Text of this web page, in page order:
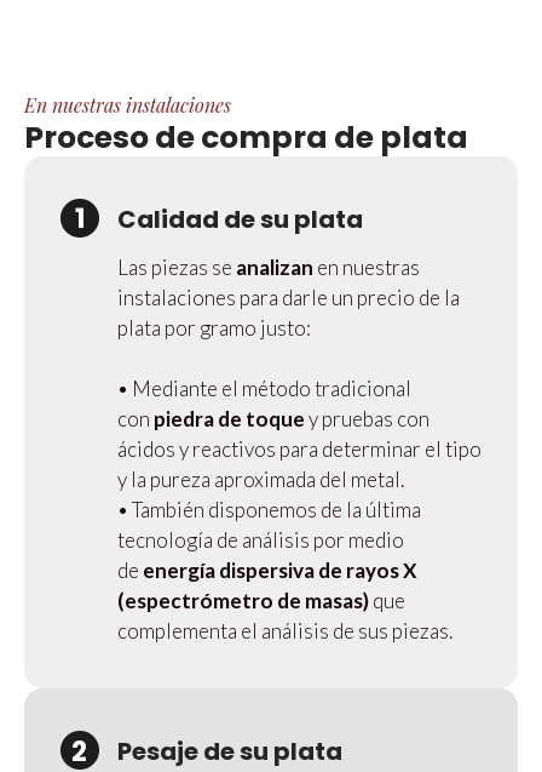
En nuestras instalaciones
Proceso de compra de plata
1 Calidad de su plata
Las piezas se analizan en nuestras
instalaciones para darle un precio de la
plata por gramo justo:
• Mediante el método tradicional
con piedra de toquey pruebas con
ácidos y reactivos para determinar el tipo
y la pureza aproximada del metal.
• También disponemos de la última
tecnología de análisis por medio
de energía dispersiva de rayos X
(espectrómetro de masas)que
complementa el análisis de sus piezas.
2 Pesaje de su plata